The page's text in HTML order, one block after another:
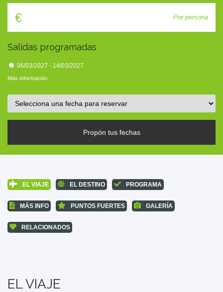
€ Por persona
Salidas programadas
06/03/2027 - 14/03/2027
Más información
Propón tus fechas
EL VIAJE EL DESTINO PROGRAMA
MÁS INFO PUNTOS FUERTES GALERÍA
RELACIONADOS
EL VIAJE